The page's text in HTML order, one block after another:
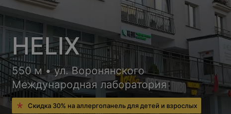
HELIX
550 м • ул. Воронянского
Международная лаборатория
Скидка 30% на аллергопанель для детей и взрослых